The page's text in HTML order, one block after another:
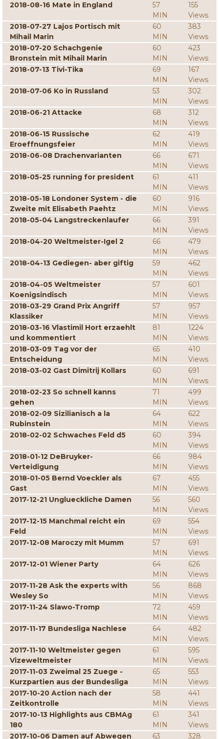
2018-08-16 Mate in England
57
MIN
155
Views
2018-07-27 Lajos Portisch mit
Mihail Marin
60
MIN
383
Views
2018-07-20 Schachgenie
Bronstein mit Mihail Marin
60
MIN
423
Views
2018-07-13 Tivi-Tika
69
MIN
167
Views
2018-07-06 Ko in Russland
53
MIN
302
Views
2018-06-21 Attacke
68
MIN
312
Views
2018-06-15 Russische
Eroeffnungsfeier
62
MIN
419
Views
2018-06-08 Drachenvarianten
66
MIN
671
Views
2018-05-25 running for president
61
MIN
411
Views
2018-05-18 Londoner System - die
Zweite mit Elisabeth Paehtz
60
MIN
916
Views
2018-05-04 Langstreckenlaufer
66
MIN
391
Views
2018-04-20 Weltmeister-Igel 2
66
MIN
479
Views
2018-04-13 Gediegen- aber giftig
59
MIN
462
Views
2018-04-05 Weltmeister
Koenigsindisch
57
MIN
601
Views
2018-03-29 Grand Prix Angriff
Klassiker
57
MIN
957
Views
2018-03-16 Vlastimil Hort erzaehlt
und kommentiert
81
MIN
1224
Views
2018-03-09 Tag vor der
Entscheidung
65
MIN
410
Views
2018-03-02 Gast Dimitrij Kollars
60
MIN
691
Views
2018-02-23 So schnell kanns
gehen
71
MIN
499
Views
2018-02-09 Sizilianisch a la
Rubinstein
64
MIN
622
Views
2018-02-02 Schwaches Feld d5
60
MIN
394
Views
2018-01-12 DeBruyker-
Verteidigung
66
MIN
984
Views
2018-01-05 Bernd Voeckler als
Gast
67
MIN
455
Views
2017-12-21 Unglueckliche Damen
56
MIN
560
Views
2017-12-15 Manchmal reicht ein
Feld
69
MIN
554
Views
2017-12-08 Maroczy mit Mumm
57
MIN
691
Views
2017-12-01 Wiener Party
64
MIN
626
Views
2017-11-28 Ask the experts with
Wesley So
56
MIN
868
Views
2017-11-24 Slawo-Tromp
72
MIN
459
Views
2017-11-17 Bundesliga Nachlese
64
MIN
482
Views
2017-11-10 Weltmeister gegen
Vizeweltmeister
61
MIN
595
Views
2017-11-03 Zweimal 25 Zuege -
Kurzpartien aus der Bundesliga
65
MIN
553
Views
2017-10-20 Action nach der
Zeitkontrolle
58
MIN
441
Views
2017-10-13 Highlights aus CBMAg
180
61
MIN
341
Views
2017-10-06 Damen auf Abwegen
63 328